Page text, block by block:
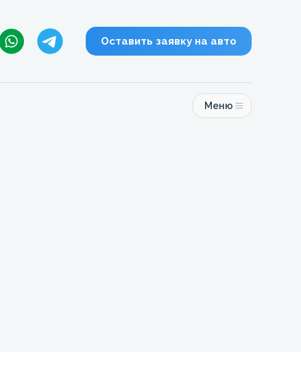
Оставить заявку на авто
Меню